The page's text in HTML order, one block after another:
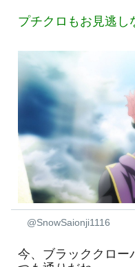
プチクロもお見逃し
@SnowSaionji1116
今、ブラッククロー